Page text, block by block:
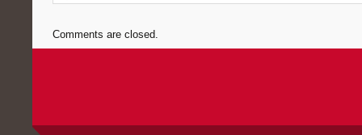
Comments are closed.